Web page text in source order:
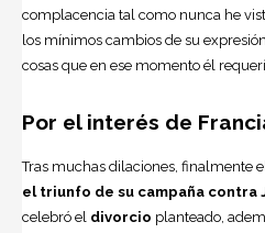
complacencia tal como nunca he
los mínimos cambios de su
cosas que en ese momento él
Por el interés de
Tras muchas dilaciones, finalmente
el triunfo de su campaña contra
celebró el divorcio planteado,